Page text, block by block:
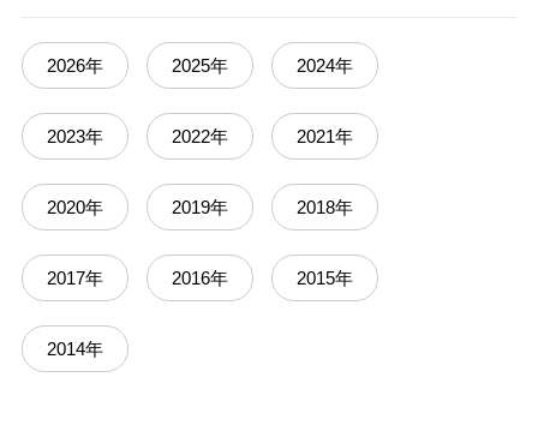
2026年 2025年 2024年
2023年 2022年 2021年
2020年 2019年 2018年
2017年 2016年 2015年
2014年